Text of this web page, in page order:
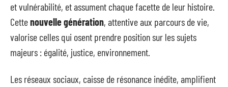
et vulnérabilité, et assument chaque facette de leur histoire.
Cettenouvelle génération, attentive aux parcours de vie,
valorise celles qui osent prendre position sur les sujets
majeurs : égalité, justice, environnement.
Les réseaux sociaux, caisse de résonance inédite, amplifient